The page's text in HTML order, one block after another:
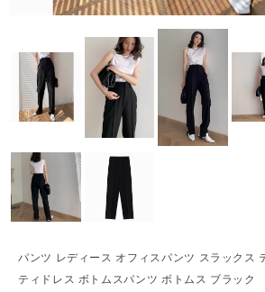
パンツ レディース オフィスパンツ スラックス
ティドレス ボトムスパンツ ボトムス ブラック